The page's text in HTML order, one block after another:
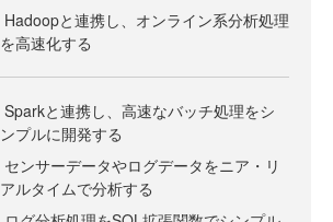
Hadoopと連携し、オンライン系分析処理
を高速化する
Sparkと連携し、高速なバッチ処理をシ
ンプルに開発する
センサーデータやログデータをニア・リ
アルタイムで分析する